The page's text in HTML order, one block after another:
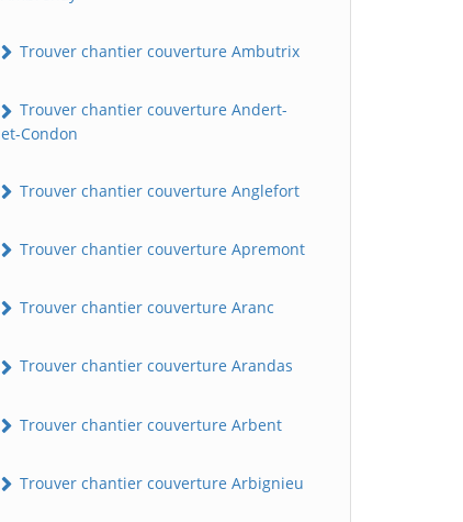
Trouver chantier couverture Ambutrix
Trouver chantier couverture Andert-
et-Condon
Trouver chantier couverture Anglefort
Trouver chantier couverture Apremont
Trouver chantier couverture Aranc
Trouver chantier couverture Arandas
Trouver chantier couverture Arbent
Trouver chantier couverture Arbignieu